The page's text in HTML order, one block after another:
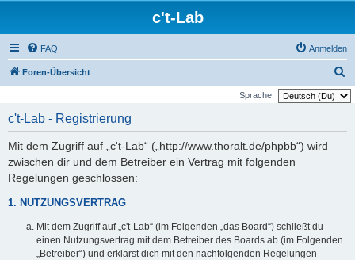
c't-Lab
FAQ Anmelden
Foren-Übersicht
u
Sprache:
c't-Lab - Registrierung
Mit dem Zugriff auf „c't-Lab“ („http://www.thoralt.de/phpbb“) wird
zwischen dir und dem Betreiber ein Vertrag mit folgenden
Regelungen geschlossen:
1. NUTZUNGSVERTRAG
Mit dem Zugriff auf „c't-Lab“ (im Folgenden „das Board“) schließt du
einen Nutzungsvertrag mit dem Betreiber des Boards ab (im Folgenden
„Betreiber“) und erklärst dich mit den nachfolgenden Regelungen